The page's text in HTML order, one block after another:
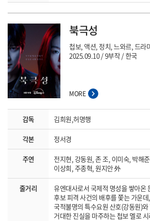
북극성
첩보, 액션, 정치, 느와르, 드라
2025.09.10 9부작 한국
MORE
감독 김희원,허명행
각본 정서경
주연
전지현, 강동원, 존 조, 이미숙, 박해
이상희, 주종혁, 원지안 外
줄거리
유엔대사로서 국제적 명성을 쌓아온
후보 피격 사건의 배후를 쫓는 가운
국적불명의 특수요원 산호(강동원)
거대한 진실을 마주하는 첩보 멜로